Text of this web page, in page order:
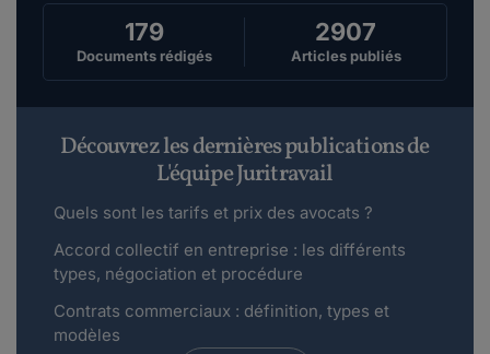
démission , je pense qu'il est important de ci...
Le landais.
BonjourJusqu'au 21 novembre 2014, et celà
depuis 2 ans, je travaillais en CDI sur Bordeau...
Lire plus
sha limar.
Bonsoir,Je suis actuellement salariée depuis 5
179
Documents rédigés
2907
Articles publiés
Découvrez les dernières publications de
L'équipe Juritravail
Quels sont les tarifs et prix des avocats ?
Accord collectif en entreprise : les différents
types, négociation et procédure
Contrats commerciaux : définition, types et
modèles